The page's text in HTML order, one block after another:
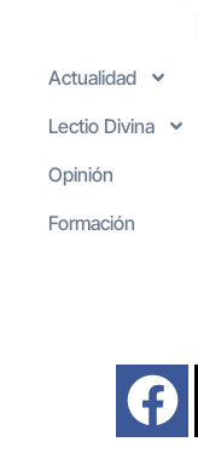
Actualidad
Lectio Divina
Opinión
Formación